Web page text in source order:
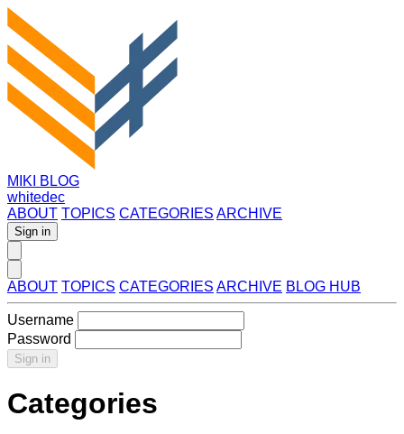
MIKI BLOG
whitedec
ABOUT TOPICS CATEGORIES ARCHIVE
Sign in
ABOUT TOPICS CATEGORIES ARCHIVE BLOG HUB
Username
Password
Sign in
Categories